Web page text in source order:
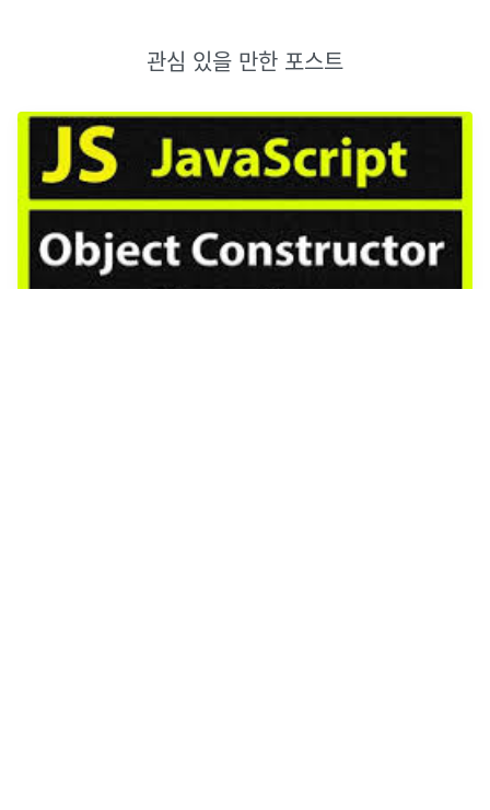
관심 있을 만한 포스트